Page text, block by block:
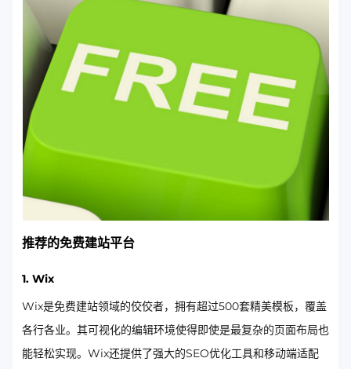
推荐的免费建站平台
1. Wix
Wix是免费建站领域的佼佼者，拥有超过500套精美模板，覆盖
各行各业。其可视化的编辑环境使得即使是最复杂的页面布局也
能轻松实现。Wix还提供了强大的SEO优化工具和移动端适配